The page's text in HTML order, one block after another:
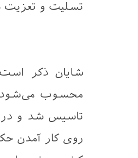
تسلیت و تعزیت
شایان ذکر
تاسیس شد و در
روی کار آمدن